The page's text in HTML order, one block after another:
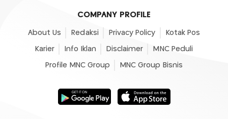
COMPANY PROFILE
About Us Redaksi Privacy Policy Kotak Pos
Karier Info Iklan Disclaimer MNC Peduli
Profile MNC Group MNC Group Bisnis